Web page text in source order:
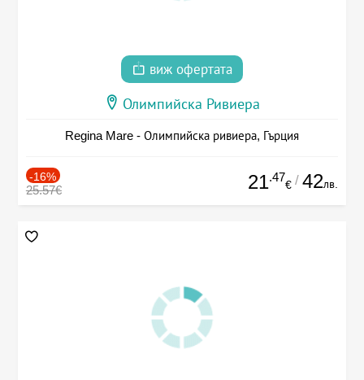
виж офертата
Олимпийска Ривиера
Regina Mare - Олимпийска ривиера, Гърция
-16%
25.57€ 21.47
€ / 42лв.